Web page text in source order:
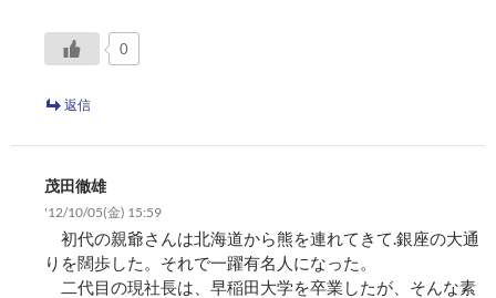
0
返信
茂田徹雄
'12/10/05(金) 15:59
初代の親爺さんは北海道から熊を連れてきて.銀座の大通
りを闊歩した。それで一躍有名人になった。
二代目の現社長は、早稲田大学を卒業したが、そんな素